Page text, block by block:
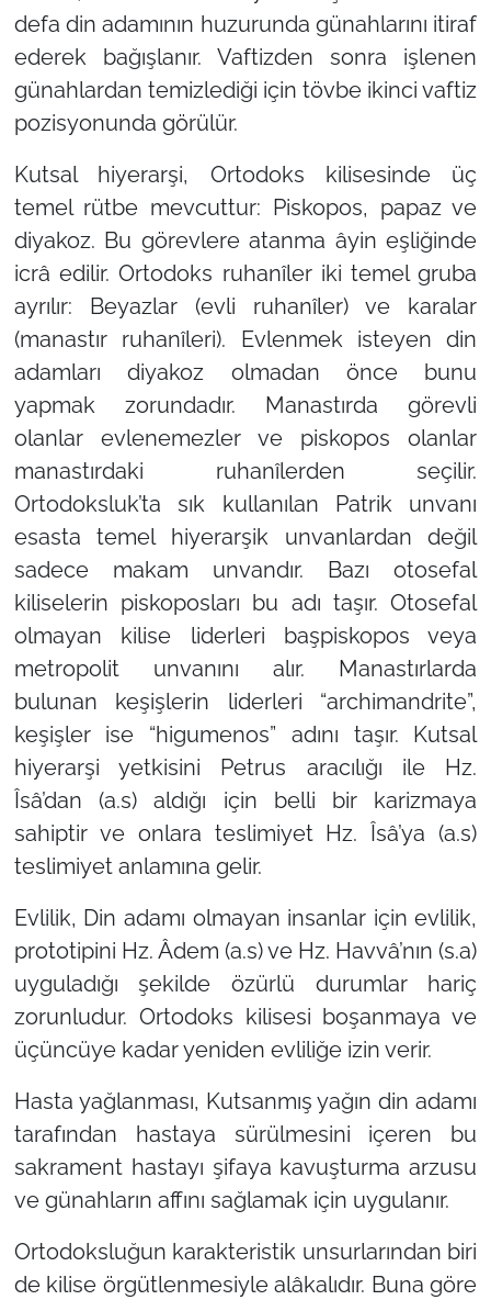
defa din adamının huzurunda günahlarını itiraf
ederek bağışlanır. Vaftizden sonra işlenen
günahlardan temizlediği için tövbe ikinci vaftiz
pozisyonunda görülür.
Kutsal hiyerarşi, Ortodoks kilisesinde üç
temel rütbe mevcuttur: Piskopos, papaz ve
diyakoz. Bu görevlere atanma âyin eşliğinde
icrâ edilir. Ortodoks ruhanîler iki temel gruba
ayrılır: Beyazlar (evli ruhanîler) ve karalar
(manastır ruhanîleri). Evlenmek isteyen din
adamları diyakoz olmadan önce bunu
yapmak zorundadır. Manastırda görevli
olanlar evlenemezler ve piskopos olanlar
manastırdaki ruhanîlerden seçilir.
Ortodoksluk’ta sık kullanılan Patrik unvanı
esasta temel hiyerarşik unvanlardan değil
sadece makam unvandır. Bazı otosefal
kiliselerin piskoposları bu adı taşır. Otosefal
olmayan kilise liderleri başpiskopos veya
metropolit unvanını alır. Manastırlarda
bulunan keşişlerin liderleri “archimandrite”,
keşişler ise “higumenos” adını taşır. Kutsal
hiyerarşi yetkisini Petrus aracılığı ile Hz.
Îsâ’dan (a.s) aldığı için belli bir karizmaya
sahiptir ve onlara teslimiyet Hz. Îsâ’ya (a.s)
teslimiyet anlamına gelir.
Evlilik, Din adamı olmayan insanlar için evlilik,
prototipini Hz. Âdem (a.s) ve Hz. Havvâ’nın (s.a)
uyguladığı şekilde özürlü durumlar hariç
zorunludur. Ortodoks kilisesi boşanmaya ve
üçüncüye kadar yeniden evliliğe izin verir.
Hasta yağlanması, Kutsanmış yağın din adamı
tarafından hastaya sürülmesini içeren bu
sakrament hastayı şifaya kavuşturma arzusu
ve günahların affını sağlamak için uygulanır.
Ortodoksluğun karakteristik unsurlarından biri
de kilise örgütlenmesiyle alâkalıdır. Buna göre